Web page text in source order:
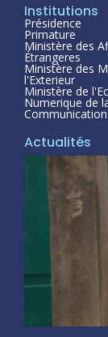
Institutions
Présidence
Primature
Ministère des
Étrangeres
Ministère des
l'Exterieur
Ministère de
Numerique de
Communication
Actualités